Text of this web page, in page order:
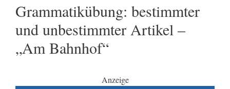
Grammatikübung: bestimmter
und unbestimmter Artikel –
„Am Bahnhof“
Anzeige